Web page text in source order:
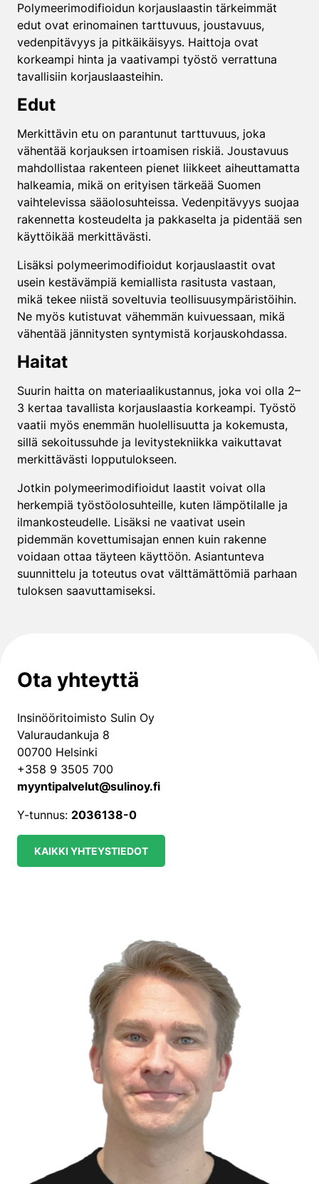
Polymeerimodifioidun korjauslaastin tärkeimmät
edut ovat erinomainen tarttuvuus, joustavuus,
vedenpitävyys ja pitkäikäisyys. Haittoja ovat
korkeampi hinta ja vaativampi työstö verrattuna
tavallisiin korjauslaasteihin.
Edut
Merkittävin etu on parantunut tarttuvuus, joka
vähentää korjauksen irtoamisen riskiä. Joustavuus
mahdollistaa rakenteen pienet liikkeet aiheuttamatta
halkeamia, mikä on erityisen tärkeää Suomen
vaihtelevissa sääolosuhteissa. Vedenpitävyys suojaa
rakennetta kosteudelta ja pakkaselta ja pidentää sen
käyttöikää merkittävästi.
Lisäksi polymeerimodifioidut korjauslaastit ovat
usein kestävämpiä kemiallista rasitusta vastaan,
mikä tekee niistä soveltuvia teollisuusympäristöihin.
Ne myös kutistuvat vähemmän kuivuessaan, mikä
vähentää jännitysten syntymistä korjauskohdassa.
Haitat
Suurin haitta on materiaalikustannus, joka voi olla 2–
3 kertaa tavallista korjauslaastia korkeampi. Työstö
vaatii myös enemmän huolellisuutta ja kokemusta,
sillä sekoitussuhde ja levitystekniikka vaikuttavat
merkittävästi lopputulokseen.
Jotkin polymeerimodifioidut laastit voivat olla
herkempiä työstöolosuhteille, kuten lämpötilalle ja
ilmankosteudelle. Lisäksi ne vaativat usein
pidemmän kovettumisajan ennen kuin rakenne
voidaan ottaa täyteen käyttöön. Asiantunteva
suunnittelu ja toteutus ovat välttämättömiä parhaan
tuloksen saavuttamiseksi.
Ota yhteyttä
Insinööritoimisto Sulin Oy
Valuraudankuja 8
00700 Helsinki
+358 9 3505 700
myyntipalvelut@sulinoy.fi
Y-tunnus: 2036138-0
KAIKKI YHTEYSTIEDOT